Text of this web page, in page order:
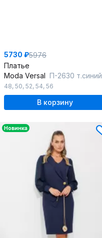
5730 ₽5976
Платье
Moda Versal П-2630 т.синий
48, 50, 52, 54, 56
В корзину
Новинка